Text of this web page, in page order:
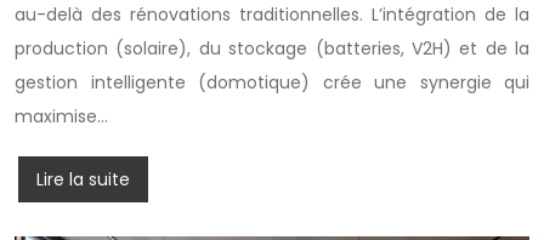
au-delà des rénovations traditionnelles. L’intégration de la
production (solaire), du stockage (batteries, V2H) et de la
gestion intelligente (domotique) crée une synergie qui
maximise…
Lire la suite